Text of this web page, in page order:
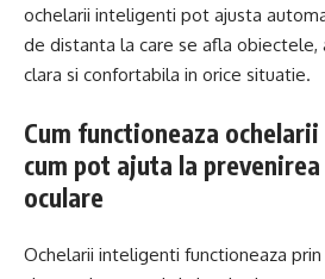
ochelarii inteligenti pot ajusta
de distanta la care se afla obiectele,
clara si confortabila in orice situatie.
Cum functioneaza
cum pot ajuta la
oculare
Ochelarii inteligenti functioneaza